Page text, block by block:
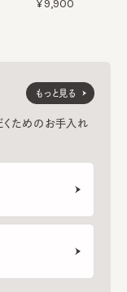
¥9,900
くためのお手入れ
もっと見る